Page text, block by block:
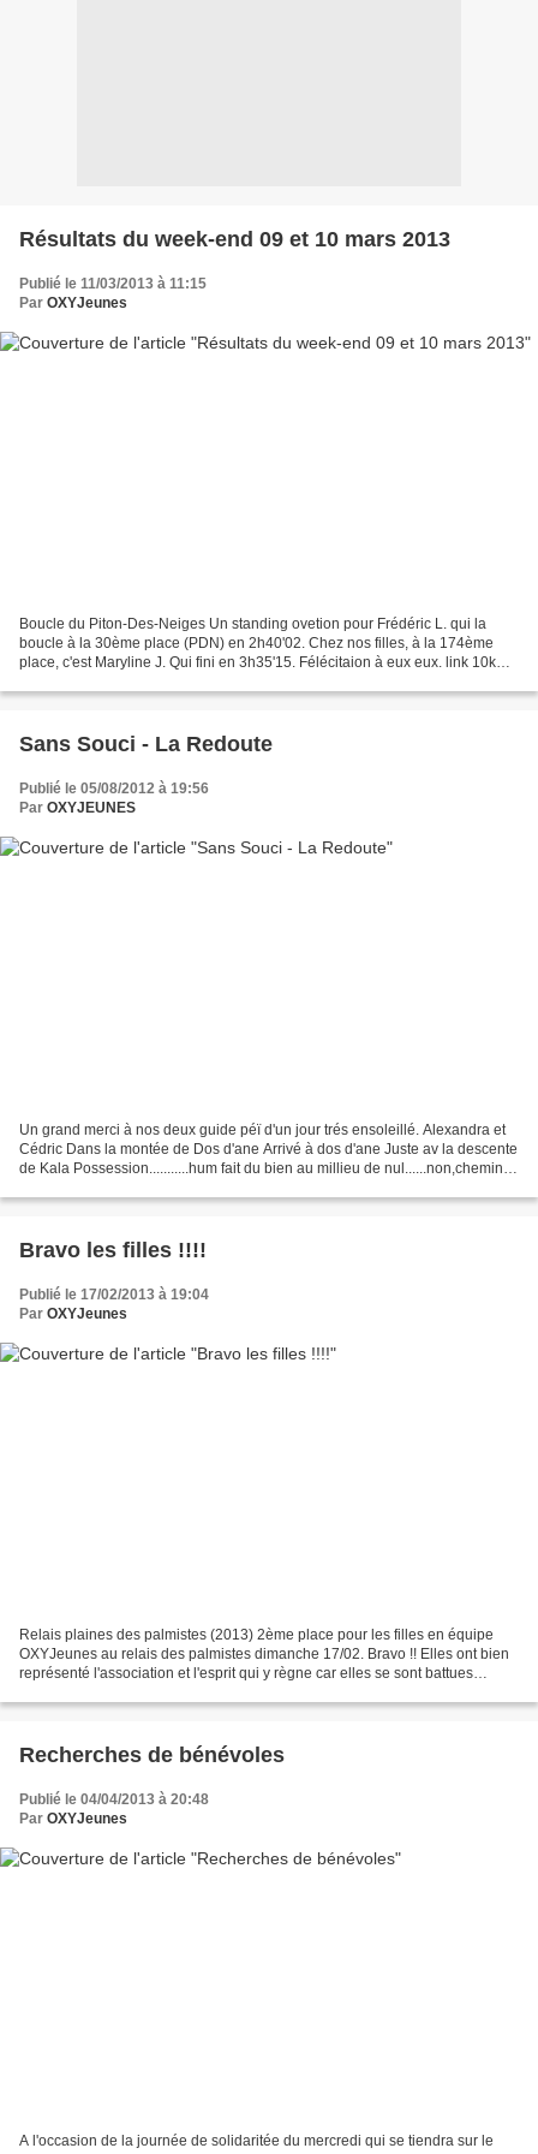
Résultats du week-end 09 et 10 mars 2013
Publié le 11/03/2013 à 11:15
Par OXYJeunes
Boucle du Piton-Des-Neiges Un standing ovetion pour Frédéric L. qui la
boucle à la 30ème place (PDN) en 2h40'02. Chez nos filles, à la 174ème
place, c'est Maryline J. Qui fini en 3h35'15. Félécitaion à eux eux. link 10km
Sans Souci - La Redoute
Publié le 05/08/2012 à 19:56
Par OXYJEUNES
Un grand merci à nos deux guide péï d'un jour trés ensoleillé. Alexandra et
Cédric Dans la montée de Dos d'ane Arrivé à dos d'ane Juste av la descente
de Kala Possession...........hum fait du bien au millieu de nul......non,chemins
Bravo les filles !!!!
Publié le 17/02/2013 à 19:04
Par OXYJeunes
Relais plaines des palmistes (2013) 2ème place pour les filles en équipe
OXYJeunes au relais des palmistes dimanche 17/02. Bravo !! Elles ont bien
représenté l'association et l'esprit qui y règne car elles se sont battues
Recherches de bénévoles
Publié le 04/04/2013 à 20:48
Par OXYJeunes
A l'occasion de la journée de solidaritée du mercredi qui se tiendra sur le